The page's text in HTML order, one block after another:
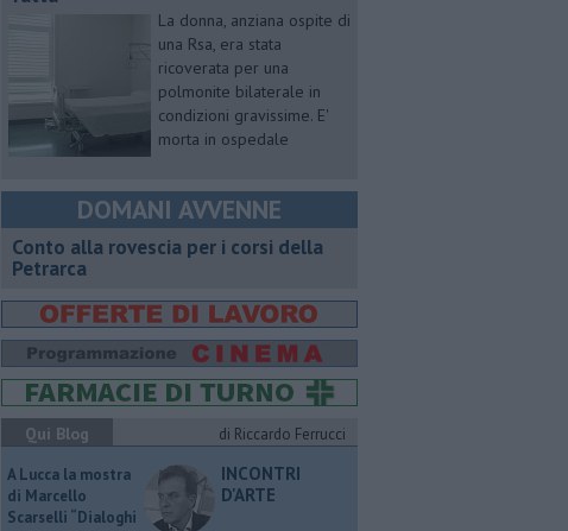
La donna, anziana ospite di
una Rsa, era stata
ricoverata per una
polmonite bilaterale in
condizioni gravissime. E'
morta in ospedale
DOMANI AVVENNE
​Conto alla rovescia per i corsi della
Petrarca
Qui Blog
di Riccardo Ferrucci
A Lucca la mostra
di Marcello
Scarselli “Dialoghi
INCONTRI
D'ARTE